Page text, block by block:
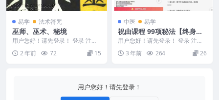
易学 法术符咒
巫师、巫术、秘境
用户您好！请先登录！ 登录 注册
巫师、巫术、秘境.pdf 2403155-3
5 2 年前 72 15
中医 易学
祝由课程 99项秘法【终身授
课】44节 宏易 天医祝由术
用户您好！请先登录！ 登录 注册
宏易 天医祝由术 祝由课程，99项
秘法【终身授...
3 年前 264 26
用户您好！请先登录！